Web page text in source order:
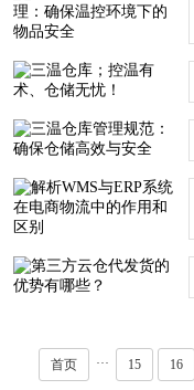
首页 ··· 15 16